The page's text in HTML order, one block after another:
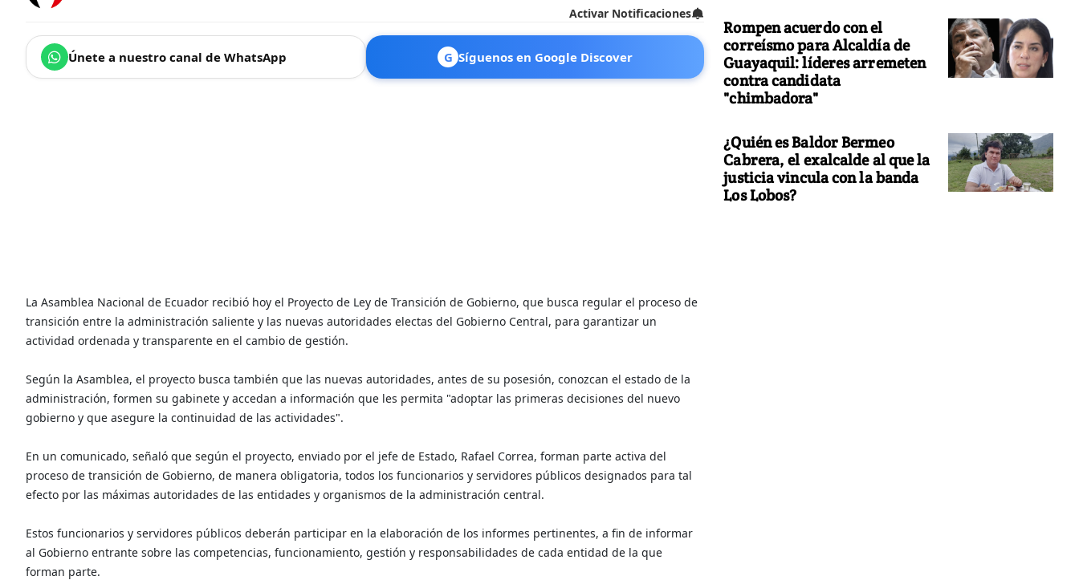
Activar Notificaciones
Únete a nuestro canal de WhatsApp G Síguenos en Google Discover
La Asamblea Nacional de Ecuador recibió hoy el Proyecto de Ley de Transición de Gobierno, que busca regular el proceso de
transición entre la administración saliente y las nuevas autoridades electas del Gobierno Central, para garantizar un
actividad ordenada y transparente en el cambio de gestión.
Según la Asamblea, el proyecto busca también que las nuevas autoridades, antes de su posesión, conozcan el estado de la
administración, formen su gabinete y accedan a información que les permita "adoptar las primeras decisiones del nuevo
gobierno y que asegure la continuidad de las actividades".
En un comunicado, señaló que según el proyecto, enviado por el jefe de Estado, Rafael Correa, forman parte activa del
proceso de transición de Gobierno, de manera obligatoria, todos los funcionarios y servidores públicos designados para tal
efecto por las máximas autoridades de las entidades y organismos de la administración central.
Estos funcionarios y servidores públicos deberán participar en la elaboración de los informes pertinentes, a fin de informar
al Gobierno entrante sobre las competencias, funcionamiento, gestión y responsabilidades de cada entidad de la que
forman parte.
Rompen acuerdo con el
correísmo para Alcaldía de
Guayaquil: líderes arremeten
contra candidata
"chimbadora"
¿Quién es Baldor Bermeo
Cabrera, el exalcalde al que la
justicia vincula con la banda
Los Lobos?